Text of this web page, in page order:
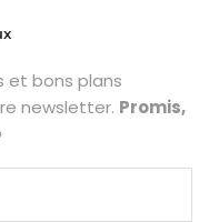
et bons plans
newsletter. Promis,